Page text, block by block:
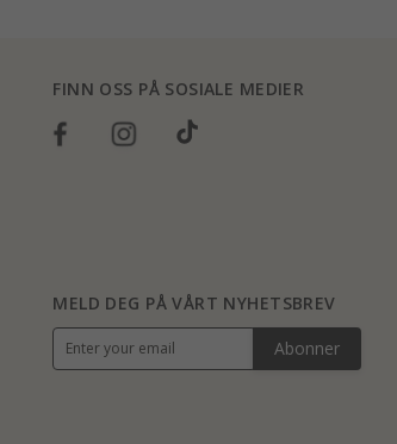
FINN OSS PÅ SOSIALE MEDIER
MELD DEG PÅ VÅRT NYHETSBREV
Abonner